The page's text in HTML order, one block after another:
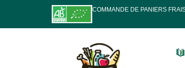
COMMANDE DE PANIERS